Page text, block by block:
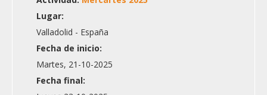
Lugar:
Valladolid - España
Fecha de inicio:
Martes, 21-10-2025
Fecha final: